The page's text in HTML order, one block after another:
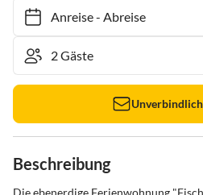
Anreise- Abreise
Beschreibung
Die ebenerdige Ferienwohnung